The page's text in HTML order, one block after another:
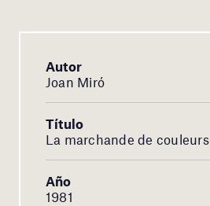
Autor
Joan Miró
Título
La marchande de couleurs
Año
1981